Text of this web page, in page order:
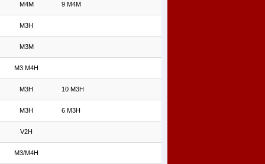
M4M 9 M4M
M3H
M3M
M3 M4H
M3H 10 M3H
M3H 6 M3H
V2H
M3/M4H